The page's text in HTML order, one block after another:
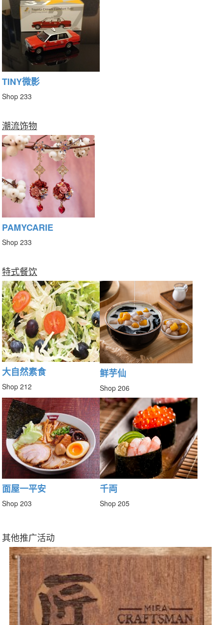
TINY微影
Shop 233
潮流饰物
PAMYCARIE
Shop 233
特式餐饮
大自然素食
Shop 212
鲜芋仙
Shop 206
面屋一平安
Shop 203
千両
Shop 205
其他推广活动